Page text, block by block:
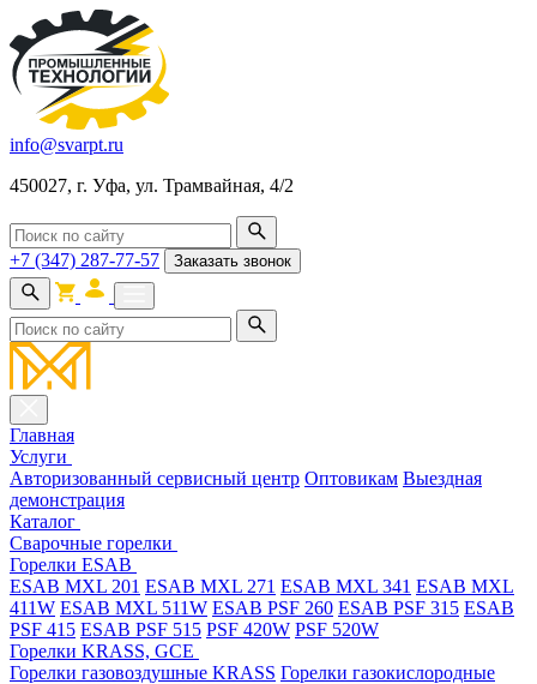
info@svarpt.ru
450027, г. Уфа, ул. Трамвайная, 4/2
+7 (347) 287-77-57 Заказать звонок
Главная
Услуги
Авторизованный сервисный центр Оптовикам Выездная
демонстрация
Каталог
Cварочные горелки
Горелки ESAB
ESAB MXL 201 ESAB MXL 271 ESAB MXL 341 ESAB MXL
411W ESAB MXL 511W ESAB PSF 260 ESAB PSF 315 ESAB
PSF 415 ESAB PSF 515 PSF 420W PSF 520W
Горелки KRASS, GCE
Горелки газовоздушные KRASS Горелки газокислородные